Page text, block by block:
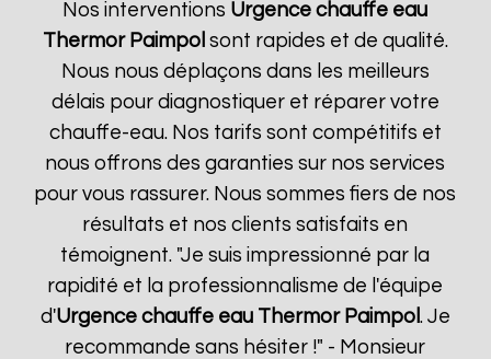
Nos interventions Urgence chauffe eau
Thermor Paimpol sont rapides et de qualité.
Nous nous déplaçons dans les meilleurs
délais pour diagnostiquer et réparer votre
chauffe-eau. Nos tarifs sont compétitifs et
nous offrons des garanties sur nos services
pour vous rassurer. Nous sommes fiers de nos
résultats et nos clients satisfaits en
témoignent. "Je suis impressionné par la
rapidité et la professionnalisme de l'équipe
d'Urgence chauffe eau Thermor Paimpol . Je
recommande sans hésiter !" - Monsieur